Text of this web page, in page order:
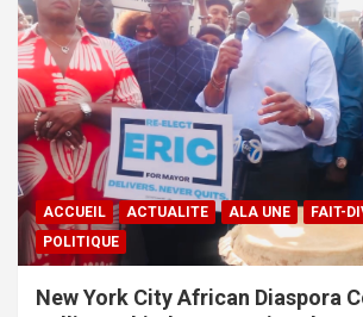
ACCUEIL ACTUALITE ALA UNE
FAIT-
POLITIQUE
New York City African Diaspora